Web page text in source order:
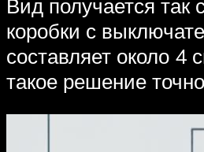
Вид получается так
коробки с
составляет около 4
такое решение